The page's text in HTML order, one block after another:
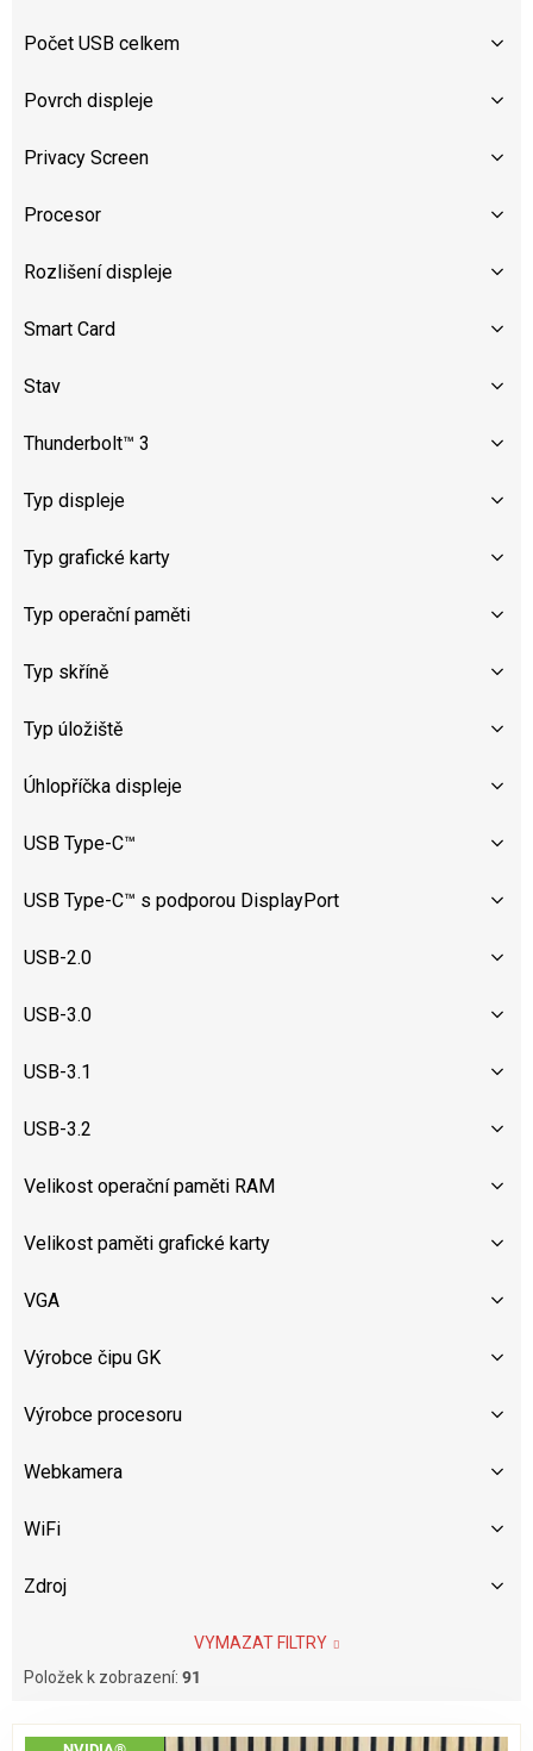
Počet USB celkem
Povrch displeje
Privacy Screen
Procesor
Rozlišení displeje
Smart Card
Stav
Thunderbolt™ 3
Typ displeje
Typ grafické karty
Typ operační paměti
Typ skříně
Typ úložiště
Úhlopříčka displeje
USB Type-C™
USB Type-C™ s podporou DisplayPort
USB-2.0
USB-3.0
USB-3.1
USB-3.2
Velikost operační paměti RAM
Velikost paměti grafické karty
VGA
Výrobce čipu GK
Výrobce procesoru
Webkamera
WiFi
Zdroj
VYMAZAT FILTRY
Položek k zobrazení: 91
V